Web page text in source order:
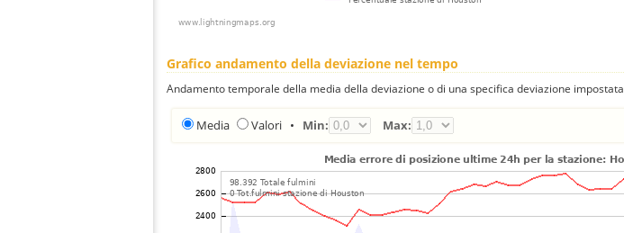
Grafico andamento della deviazione nel tempo
Andamento temporale della media della deviazione o di una specifica deviazione impostata
Media Valori • Min: Max: